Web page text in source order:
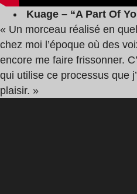
Kuage – “A Part Of
« Un morceau réalisé en
chez moi l’époque où des
encore me faire frissonner.
qui utilise ce processus que
plaisir. »